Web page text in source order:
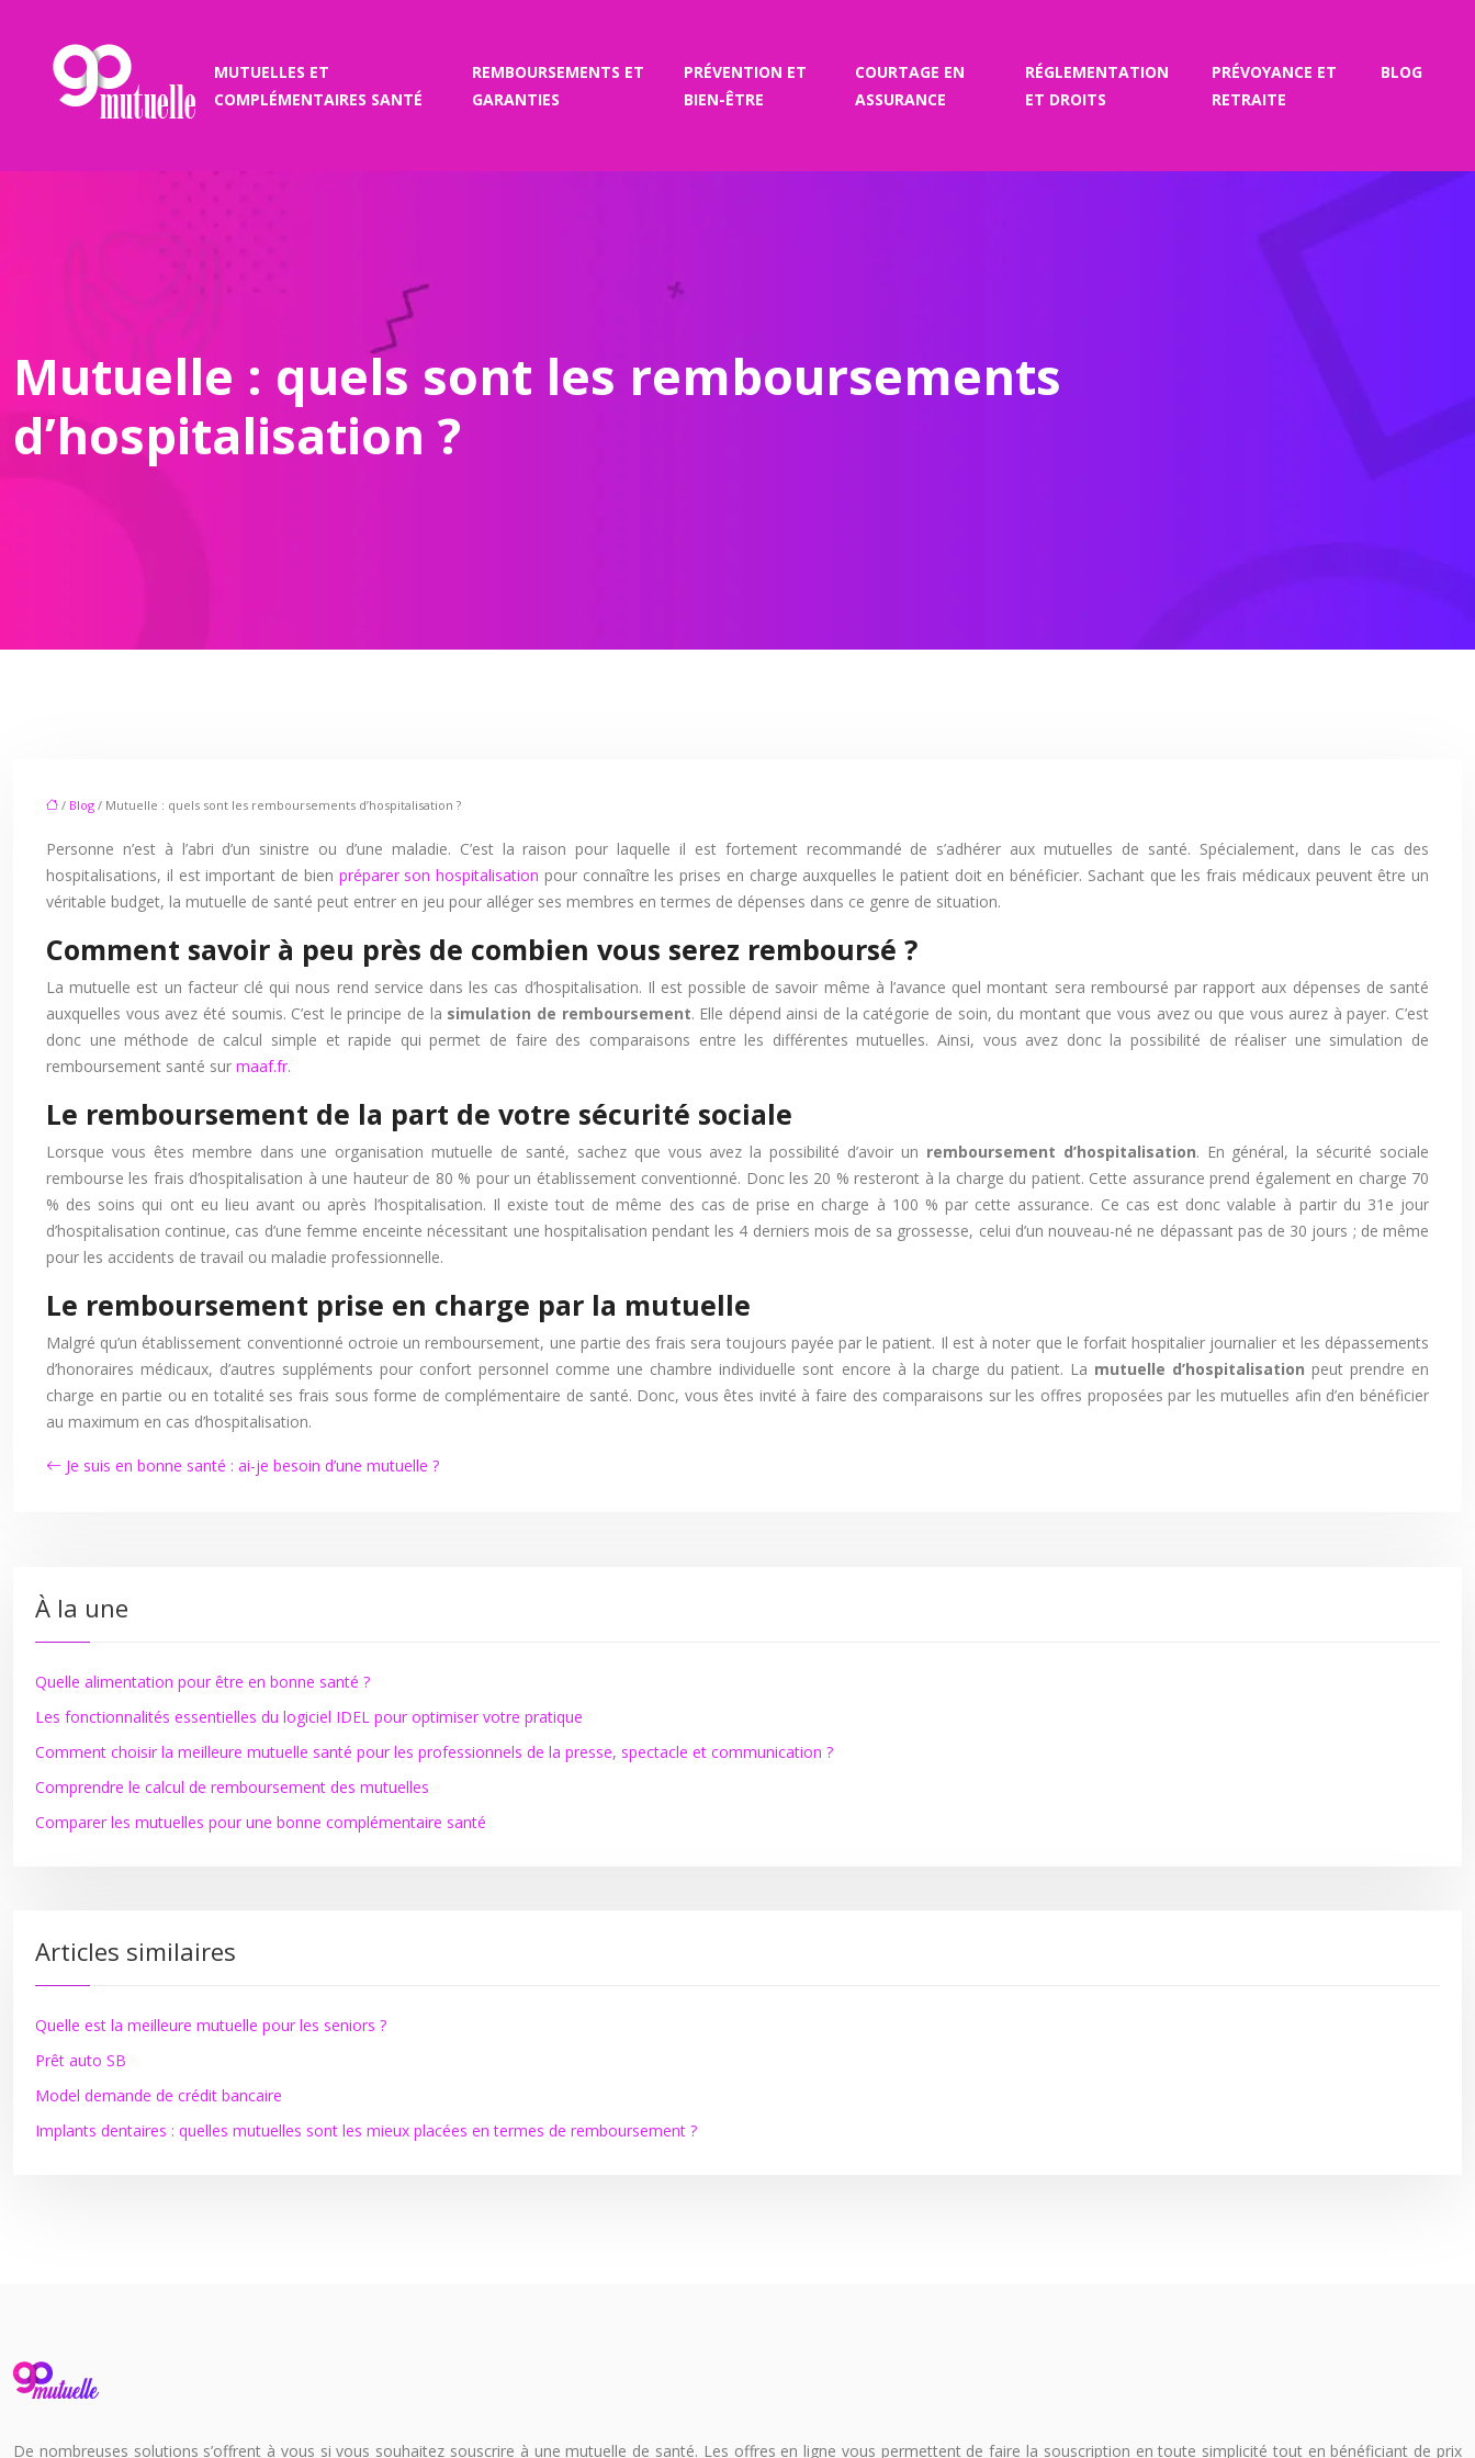
MUTUELLES ET
COMPLÉMENTAIRES SANTÉ
REMBOURSEMENTS ET
GARANTIES
PRÉVENTION ET
BIEN-ÊTRE
COURTAGE EN
ASSURANCE
RÉGLEMENTATION
ET DROITS
PRÉVOYANCE ET
RETRAITE
BLOG
Mutuelle : quels sont les remboursements
d’hospitalisation ?
/ Blog / Mutuelle : quels sont les remboursements d’hospitalisation ?
Personne n’est à l’abri d’un sinistre ou d’une maladie. C’est la raison pour laquelle il est fortement recommandé de s’adhérer aux mutuelles de santé. Spécialement, dans le cas des
hospitalisations, il est important de bien préparer son hospitalisation pour connaître les prises en charge auxquelles le patient doit en bénéficier. Sachant que les frais médicaux peuvent être un
véritable budget, la mutuelle de santé peut entrer en jeu pour alléger ses membres en termes de dépenses dans ce genre de situation.
Comment savoir à peu près de combien vous serez remboursé ?
La mutuelle est un facteur clé qui nous rend service dans les cas d’hospitalisation. Il est possible de savoir même à l’avance quel montant sera remboursé par rapport aux dépenses de santé
auxquelles vous avez été soumis. C’est le principe de la simulation de remboursement. Elle dépend ainsi de la catégorie de soin, du montant que vous avez ou que vous aurez à payer. C’est
donc une méthode de calcul simple et rapide qui permet de faire des comparaisons entre les différentes mutuelles. Ainsi, vous avez donc la possibilité de réaliser une simulation de
remboursement santé sur maaf.fr.
Le remboursement de la part de votre sécurité sociale
Lorsque vous êtes membre dans une organisation mutuelle de santé, sachez que vous avez la possibilité d’avoir un remboursement d’hospitalisation. En général, la sécurité sociale
rembourse les frais d’hospitalisation à une hauteur de 80 % pour un établissement conventionné. Donc les 20 % resteront à la charge du patient. Cette assurance prend également en charge 70
% des soins qui ont eu lieu avant ou après l’hospitalisation. Il existe tout de même des cas de prise en charge à 100 % par cette assurance. Ce cas est donc valable à partir du 31e jour
d’hospitalisation continue, cas d’une femme enceinte nécessitant une hospitalisation pendant les 4 derniers mois de sa grossesse, celui d’un nouveau-né ne dépassant pas de 30 jours ; de même
pour les accidents de travail ou maladie professionnelle.
Le remboursement prise en charge par la mutuelle
Malgré qu’un établissement conventionné octroie un remboursement, une partie des frais sera toujours payée par le patient. Il est à noter que le forfait hospitalier journalier et les dépassements
d’honoraires médicaux, d’autres suppléments pour confort personnel comme une chambre individuelle sont encore à la charge du patient. La mutuelle d’hospitalisation peut prendre en
charge en partie ou en totalité ses frais sous forme de complémentaire de santé. Donc, vous êtes invité à faire des comparaisons sur les offres proposées par les mutuelles afin d’en bénéficier
au maximum en cas d’hospitalisation.
Je suis en bonne santé : ai-je besoin d’une mutuelle ?
À la une
Quelle alimentation pour être en bonne santé ?
Les fonctionnalités essentielles du logiciel IDEL pour optimiser votre pratique
Comment choisir la meilleure mutuelle santé pour les professionnels de la presse, spectacle et communication ?
Comprendre le calcul de remboursement des mutuelles
Comparer les mutuelles pour une bonne complémentaire santé
Articles similaires
Quelle est la meilleure mutuelle pour les seniors ?
Prêt auto SB
Model demande de crédit bancaire
Implants dentaires : quelles mutuelles sont les mieux placées en termes de remboursement ?
De nombreuses solutions s’offrent à vous si vous souhaitez souscrire à une mutuelle de santé. Les offres en ligne vous permettent de faire la souscription en toute simplicité tout en bénéficiant de prix